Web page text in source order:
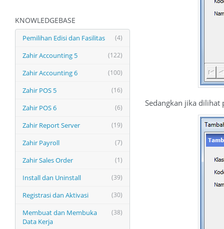
KNOWLEDGEBASE
(4)
Pemilihan Edisi dan Fasilitas
(122)
Zahir Accounting 5
(100)
Zahir Accounting 6
(16)
Zahir POS 5
(6)
Zahir POS 6
(19)
Zahir Report Server
(7)
Zahir Payroll
(1)
Zahir Sales Order
(39)
Install dan Uninstall
(30)
Registrasi dan Aktivasi
(38)
Membuat dan Membuka
Data Kerja
Sedangkan jika